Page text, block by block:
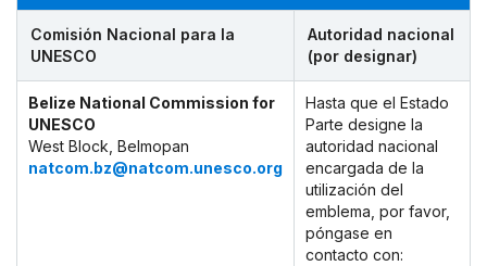
Comisión Nacional para la
UNESCO
Autoridad nacional
(por designar)
Belize National Commission for
UNESCO
West Block, Belmopan
natcom.bz@natcom.unesco.org
Hasta que el Estado
Parte designe la
autoridad nacional
encargada de la
utilización del
emblema, por favor,
póngase en
contacto con: